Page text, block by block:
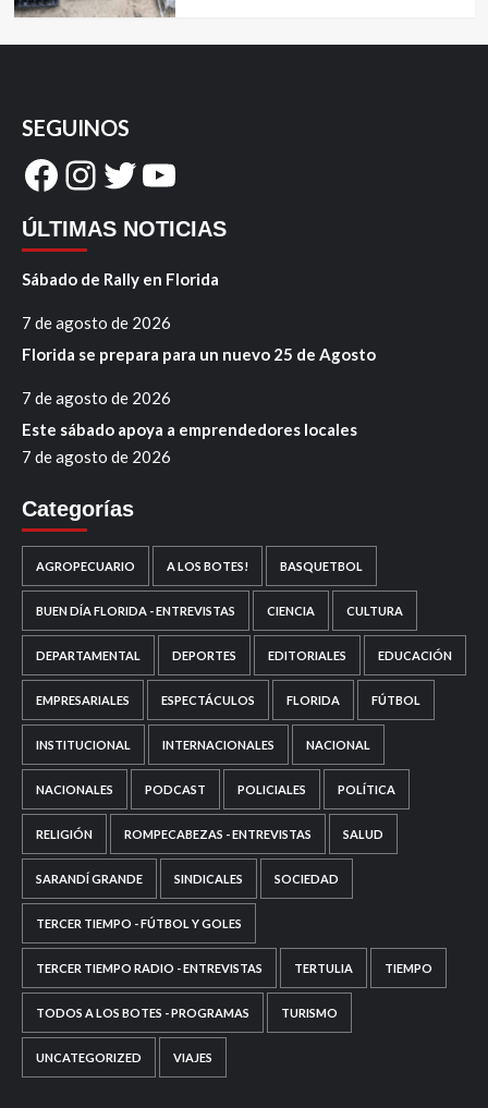
SEGUINOS
Facebook
Instagram
Twitter
YouTube
ÚLTIMAS NOTICIAS
Sábado de Rally en Florida
7 de agosto de 2026
Florida se prepara para un nuevo 25 de Agosto
7 de agosto de 2026
Este sábado apoya a emprendedores locales
7 de agosto de 2026
Categorías
AGROPECUARIO A LOS BOTES! BASQUETBOL
BUEN DÍA FLORIDA - ENTREVISTAS CIENCIA CULTURA
DEPARTAMENTAL DEPORTES EDITORIALES EDUCACIÓN
EMPRESARIALES ESPECTÁCULOS FLORIDA FÚTBOL
INSTITUCIONAL INTERNACIONALES NACIONAL
NACIONALES PODCAST POLICIALES POLÍTICA
RELIGIÓN ROMPECABEZAS - ENTREVISTAS SALUD
SARANDÍ GRANDE SINDICALES SOCIEDAD
TERCER TIEMPO - FÚTBOL Y GOLES
TERCER TIEMPO RADIO - ENTREVISTAS TERTULIA TIEMPO
TODOS A LOS BOTES - PROGRAMAS TURISMO
UNCATEGORIZED VIAJES